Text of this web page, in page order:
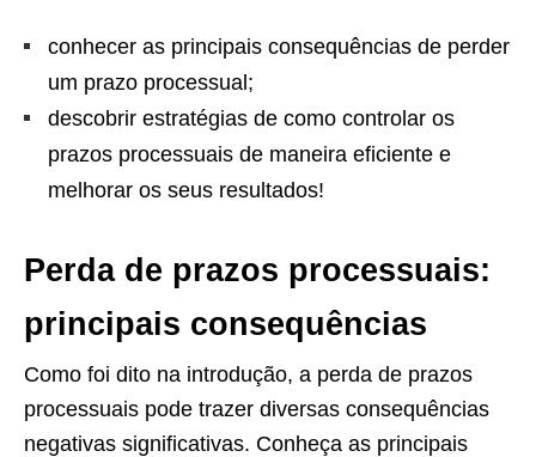
conhecer as principais consequências de perder
um prazo processual;
descobrir estratégias de como controlar os
prazos processuais de maneira eficiente e
melhorar os seus resultados!
Perda de prazos processuais:
principais consequências
Como foi dito na introdução, a perda de prazos
processuais pode trazer diversas consequências
negativas significativas. Conheça as principais